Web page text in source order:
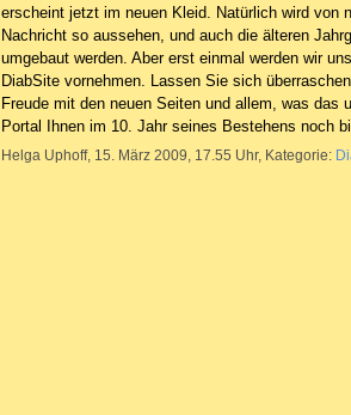
erscheint jetzt im neuen Kleid. Natürlich wird von
Nachricht so aussehen, und auch die älteren
umgebaut werden. Aber erst einmal werden wir
DiabSite vornehmen. Lassen Sie sich
Freude mit den neuen Seiten und allem, was das
Portal Ihnen im 10. Jahr seines Bestehens noch
Helga Uphoff, 15. März 2009, 17.55 Uhr, Kategorie: